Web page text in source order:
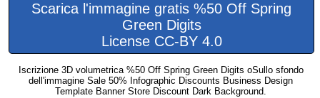
Scarica l'immagine gratis %50 Off Spring
Green Digits
License CC-BY 4.0
Iscrizione 3D volumetrica %50 Off Spring Green Digits oSullo sfondo
dell'immagine Sale 50% Infographic Discounts Business Design
Template Banner Store Discount Dark Background.